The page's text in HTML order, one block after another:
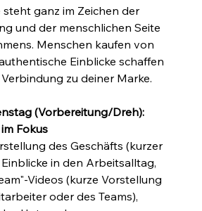
steht ganz im Zeichen der
und der menschlichen Seite
Menschen kaufen von
Einblicke schaffen
zu deiner Marke.
(Vorbereitung/Dreh):
Fokus
des Geschäfts (kurzer
in den Arbeitsalltag,
Videos (kurze Vorstellung
oder des Teams),